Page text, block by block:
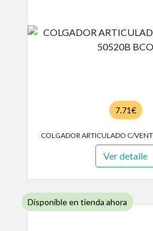
7.71€
COLGADOR ARTICULADO C/
Ver detalle
Disponible en tienda ahora